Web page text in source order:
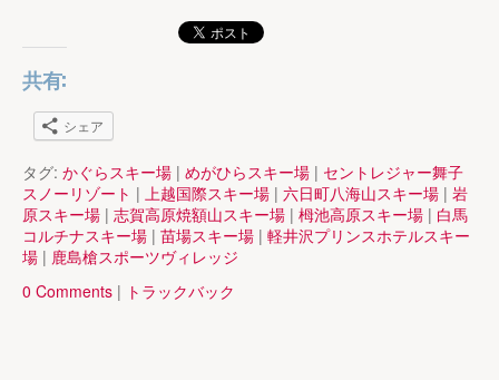
共有:
シェア
タグ: かぐらスキー場 | めがひらスキー場 | セントレジャー舞子
スノーリゾート | 上越国際スキー場 | 六日町八海山スキー場 | 岩
原スキー場 | 志賀高原焼額山スキー場 | 栂池高原スキー場 | 白馬
コルチナスキー場 | 苗場スキー場 | 軽井沢プリンスホテルスキー
場 | 鹿島槍スポーツヴィレッジ
0 Comments | トラックバック